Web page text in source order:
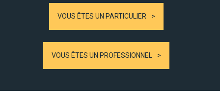
VOUS ÊTES UN PARTICULIER
VOUS ÊTES UN PROFESSIONNEL